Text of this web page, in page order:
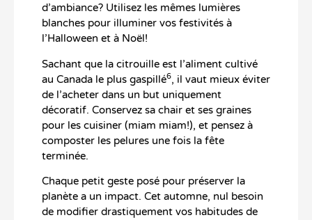
d’ambiance? Utilisez les mêmes lumières
blanches pour illuminer vos festivités à
l’Halloween et à Noël!
Sachant que la citrouille est l’aliment cultivé
au Canada le plus gaspillé6, il vaut mieux éviter
de l’acheter dans un but uniquement
décoratif. Conservez sa chair et ses graines
pour les cuisiner (miam miam!), et pensez à
composter les pelures une fois la fête
terminée.
Chaque petit geste posé pour préserver la
planète a un impact. Cet automne, nul besoin
de modifier drastiquement vos habitudes de